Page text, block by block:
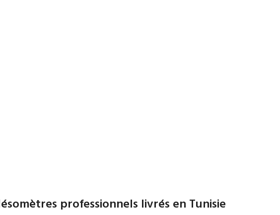
professionnels livrés en Tunisie